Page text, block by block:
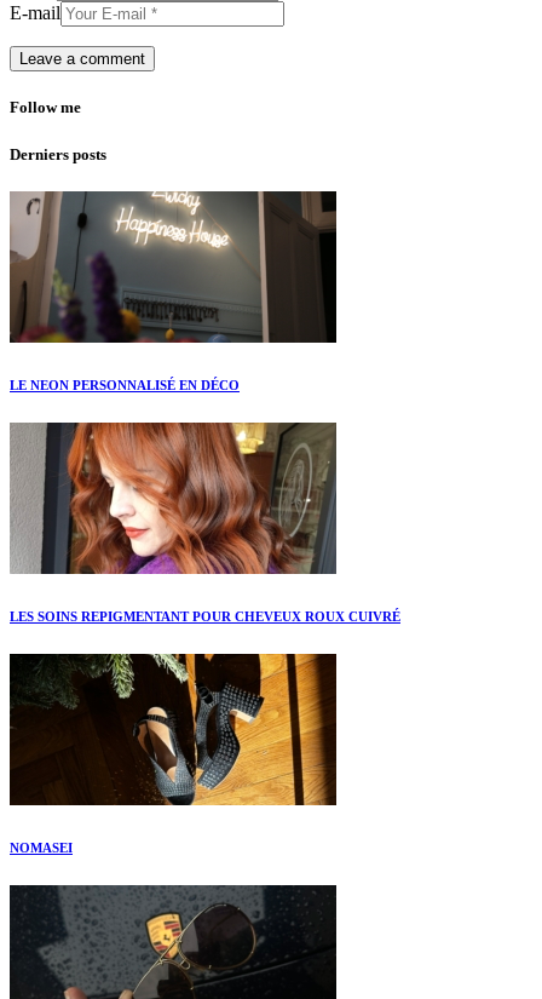
E-mail
Follow me
Derniers posts
LE NEON PERSONNALISÉ EN DÉCO
LES SOINS REPIGMENTANT POUR CHEVEUX ROUX CUIVRÉ
NOMASEI